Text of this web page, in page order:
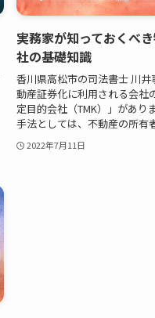
実務家が知っておくべ
社の基礎知識
香川県高松市の司法書士 川井
動産証券化に利用される会社
定目的会社（TMK）」があり
手法としては、不動産の所有
2022年7月11日